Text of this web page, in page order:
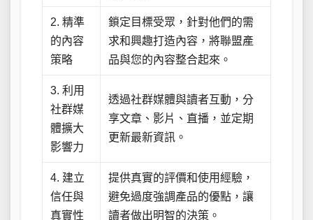
2. 精準
的內容
策略
鎖定目標受眾，針對他們的需
求和興趣打造內容，將聯盟產
品與您的內容整合起來。
3. 利用
社群媒
體擴大
影響力
透過社群媒體與讀者互動，分
享文章、影片、直播，並定期
更新最新資訊。
4. 建立
信任與
真實性
提供真實的評價和使用經驗，
避免過度強調產品的優點，讓
讀者做出明智的決策。